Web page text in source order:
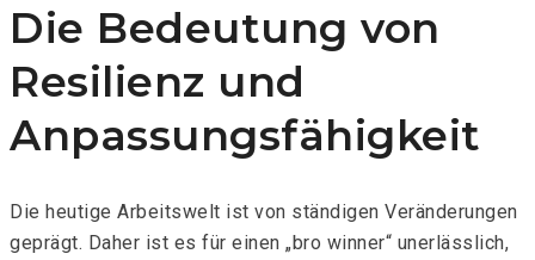
Die Bedeutung von
Resilienz und
Anpassungsfähigkeit
Die heutige Arbeitswelt ist von ständigen Veränderungen
geprägt. Daher ist es für einen „bro winner“ unerlässlich,